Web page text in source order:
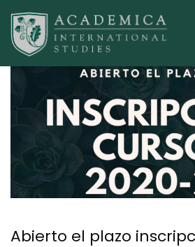
Abierto el plazo